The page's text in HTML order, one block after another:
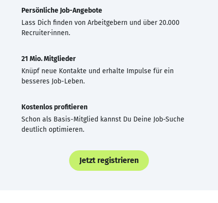
Persönliche Job-Angebote
Lass Dich finden von Arbeitgebern und über 20.000
Recruiter·innen.
21 Mio. Mitglieder
Knüpf neue Kontakte und erhalte Impulse für ein
besseres Job-Leben.
Kostenlos profitieren
Schon als Basis-Mitglied kannst Du Deine Job-Suche
deutlich optimieren.
Jetzt registrieren